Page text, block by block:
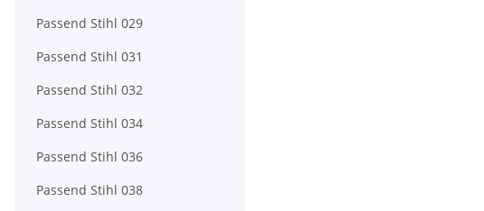
Passend Stihl 029
Passend Stihl 031
Passend Stihl 032
Passend Stihl 034
Passend Stihl 036
Passend Stihl 038